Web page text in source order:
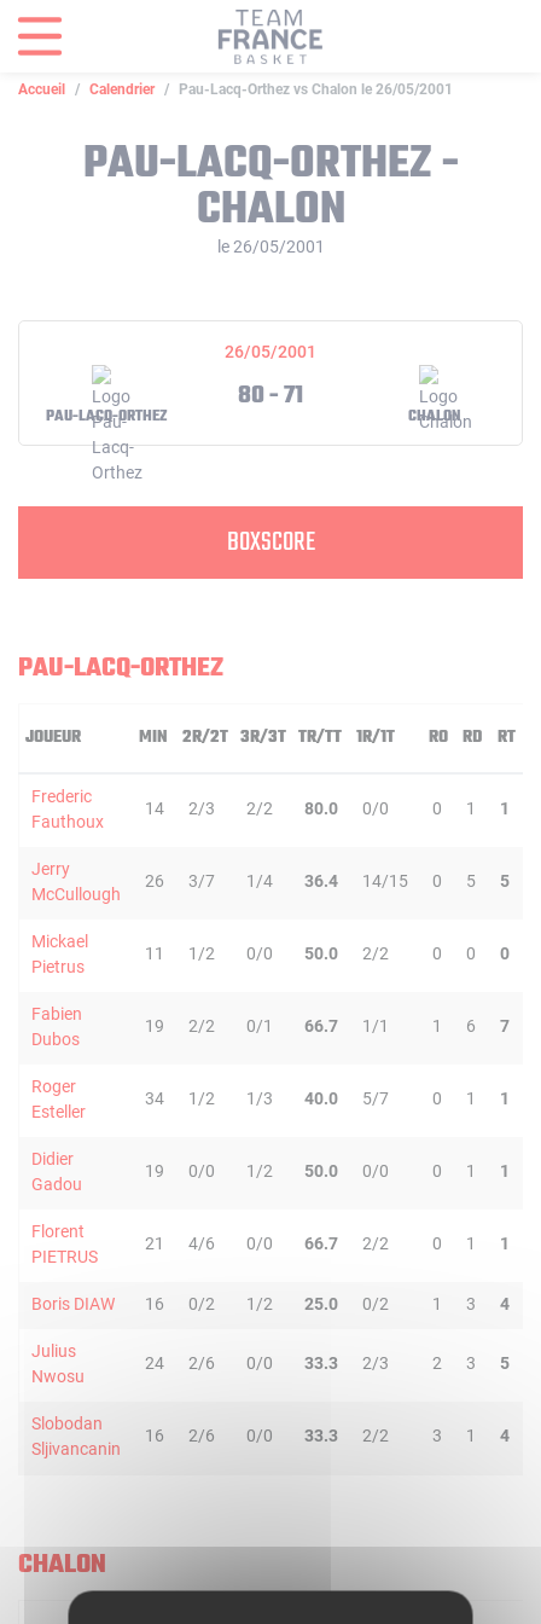
Accueil Calendrier Pau-Lacq-Orthez vs Chalon le 26/05/2001
PAU-LACQ-ORTHEZ -
CHALON
le 26/05/2001
26/05/2001
PAU-LACQ-ORTHEZ
80 - 71
CHALON
BOXSCORE
PAU-LACQ-ORTHEZ
JOUEUR MIN 2R/2T 3R/3T TR/TT 1R/1T RO RD RT
Frederic
Fauthoux
14 2/3 2/2 80.0 0/0 0 1 1
Jerry
McCullough
26 3/7 1/4 36.4 14/15 0 5 5
Mickael
Pietrus
11 1/2 0/0 50.0 2/2 0 0 0
Fabien
Dubos
19 2/2 0/1 66.7 1/1 1 6 7
Roger
Esteller
34 1/2 1/3 40.0 5/7 0 1 1
Didier
Gadou
19 0/0 1/2 50.0 0/0 0 1 1
Florent
PIETRUS
21 4/6 0/0 66.7 2/2 0 1 1
Boris DIAW 16 0/2 1/2 25.0 0/2 1 3 4
Julius
Nwosu
24 2/6 0/0 33.3 2/3 2 3 5
Slobodan
Sljivancanin
16 2/6 0/0 33.3 2/2 3 1 4
CHALON
Panneau de gestion des cookies